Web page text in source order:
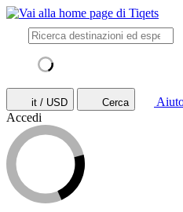
it / USD Cerca
Accedi